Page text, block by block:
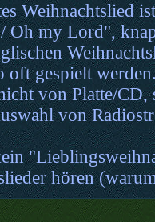
Weihnachtslied
Oh my Lord",
oft gespielt
von Platte/
von
hören